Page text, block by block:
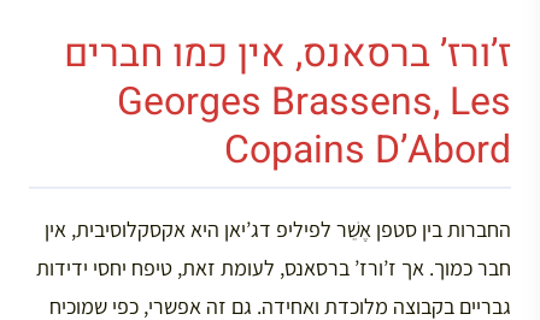
ז’ורז’ ברסאנס, אין כמו חברים
Georges Brassens, Les
Copains D’Abord
החברות בין סטפן אֶשֵׁר לפיליפ דג’יאן היא אקסקלוסיבית, אין
חבר כמוך. אך ז’ורז’ ברסאנס, לעומת זאת, טיפח יחסי ידידות
גבריים בקבוצה מלוכדת ואחידה. גם זה אפשרי, כפי שמוכיח